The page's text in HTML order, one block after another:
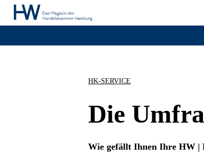
HK-SERVICE
Die
Wie gefällt Ihnen Ihre HW |